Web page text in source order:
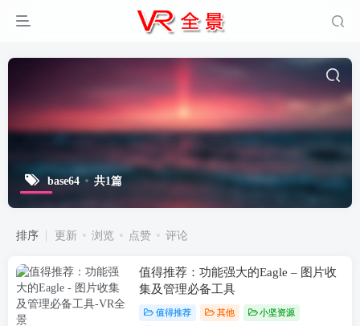
base64 共1篇
排序 更新 浏览 点赞 评论
值得推荐：功能强大的Eagle – 图片收
集及管理必备工具
值得推荐 其他 小坚资源